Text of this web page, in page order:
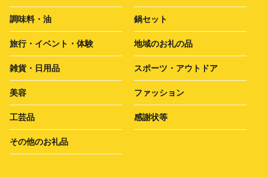
調味料・油 鍋セット
旅行・イベント・体験 地域のお礼の品
雑貨・日用品 スポーツ・アウトドア
美容 ファッション
工芸品 感謝状等
その他のお礼品